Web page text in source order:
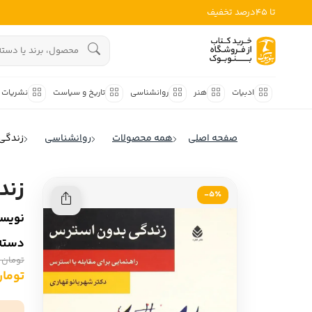
تا 45درصد تخفیف
ادبیات هنر روانشناسی تاریخ و سیاست نشریات
ادبیات ایران
ادبیات فرانسه
ادبیات ایتالیا
ادبیات روسیه
ادبیات آمریکای لاتین
ادبیات
صفحه اصلی همه محصولات روانشناسی
5٪-
تومان 15,000
تومان